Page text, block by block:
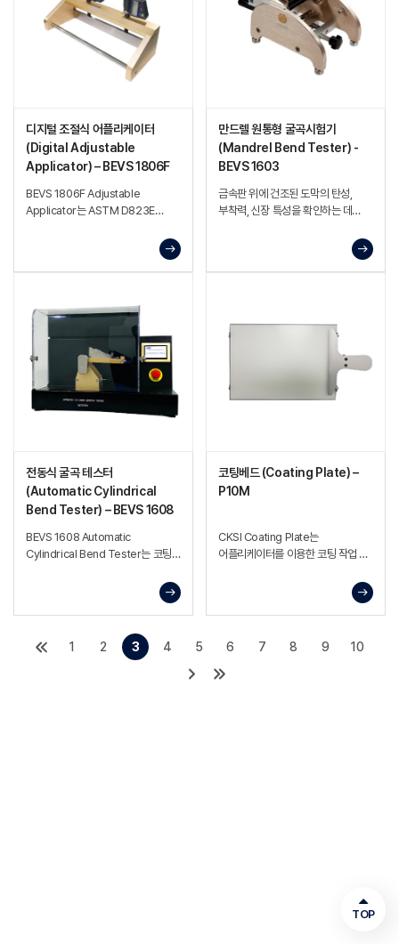
디지털 조절식 어플리케이터
(Digital Adjustable
Applicator) – BEVS 1806F
BEVS 1806F Adjustable
Applicator는 ASTM D823E
만드렐 원통형 굴곡시험기
(Mandrel Bend Tester) -
BEVS 1603
금속판 위에 건조된 도막의 탄성,
부착력, 신장 특성을 확인하는 데
전동식 굴곡 테스터
(Automatic Cylindrical
Bend Tester) – BEVS 1608
BEVS 1608 Automatic
Cylindrical Bend Tester는 코팅
접착성(부착력)**을 평가하기 위한
코팅베드 (Coating Plate) –
P10M
CKSI Coating Plate는
어플리케이터를 이용한 코팅 작업 시
평판에 시료를 놓고 어플리케이터로
도막을 형성할 때 견고한 작업면을
1 2 3 4 5 6 7 8 9 10
TOP